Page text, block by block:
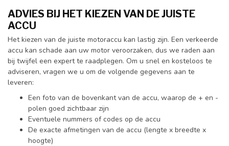
ADVIES BIJ HET KIEZEN VAN DE JUISTE
ACCU
Het kiezen van de juiste motoraccu kan lastig zijn. Een verkeerde
accu kan schade aan uw motor veroorzaken, dus we raden aan
bij twijfel een expert te raadplegen. Om u snel en kosteloos te
adviseren, vragen we u om de volgende gegevens aan te
leveren:
Een foto van de bovenkant van de accu, waarop de + en -
polen goed zichtbaar zijn
Eventuele nummers of codes op de accu
De exacte afmetingen van de accu (lengte x breedte x
hoogte)